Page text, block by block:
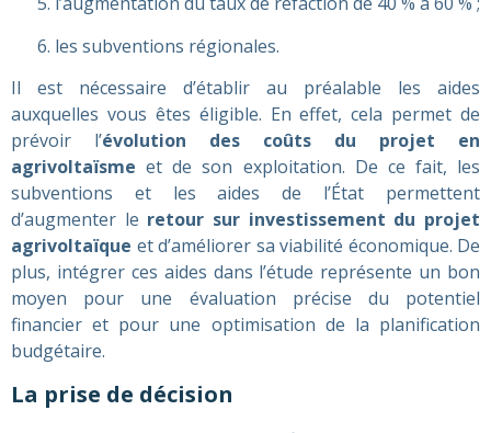
les subventions régionales.
Il est nécessaire d’établir au préalable les aides
auxquelles vous êtes éligible. En effet, cela permet de
prévoir l’évolution des coûts du projet en
agrivoltaïsme et de son exploitation. De ce fait, les
subventions et les aides de l’État permettent
d’augmenter le retour sur investissement du projet
agrivoltaïque et d’améliorer sa viabilité économique. De
plus, intégrer ces aides dans l’étude représente un bon
moyen pour une évaluation précise du potentiel
financier et pour une optimisation de la planification
budgétaire.
La prise de décision